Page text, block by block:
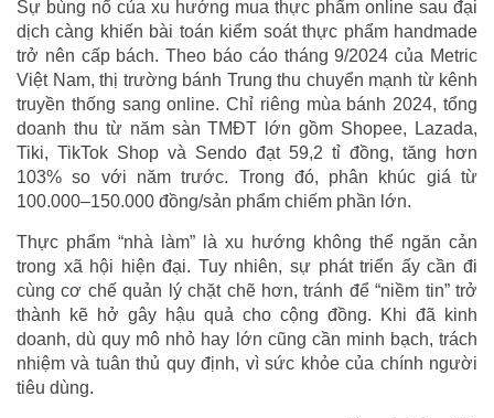
Sự bùng nổ của xu hướng mua thực phẩm online sau đại
dịch càng khiến bài toán kiểm soát thực phẩm handmade
trở nên cấp bách. Theo báo cáo tháng 9/2024 của Metric
Việt Nam, thị trường bánh Trung thu chuyển mạnh từ kênh
truyền thống sang online. Chỉ riêng mùa bánh 2024, tổng
doanh thu từ năm sàn TMĐT lớn gồm Shopee, Lazada,
Tiki, TikTok Shop và Sendo đạt 59,2 tỉ đồng, tăng hơn
103% so với năm trước. Trong đó, phân khúc giá từ
100.000–150.000 đồng/sản phẩm chiếm phần lớn.
Thực phẩm “nhà làm” là xu hướng không thể ngăn cản
trong xã hội hiện đại. Tuy nhiên, sự phát triển ấy cần đi
cùng cơ chế quản lý chặt chẽ hơn, tránh để “niềm tin” trở
thành kẽ hở gây hậu quả cho cộng đồng. Khi đã kinh
doanh, dù quy mô nhỏ hay lớn cũng cần minh bạch, trách
nhiệm và tuân thủ quy định, vì sức khỏe của chính người
tiêu dùng.